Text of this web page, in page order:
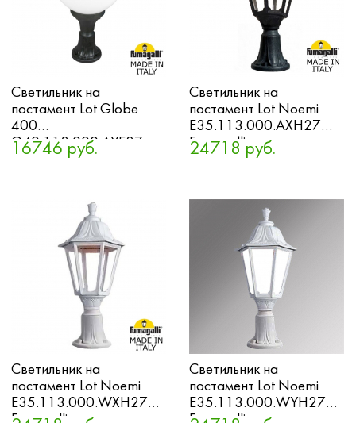
Светильник на
постамент Lot Globe
400
G40.113.000.AYE27
16746 руб.
Светильник на
постамент Lot Noemi
E35.113.000.AXH27
Fumagalli
24718 руб.
Светильник на
постамент Lot Noemi
E35.113.000.WXH27
Fumagalli
Светильник на
постамент Lot Noemi
E35.113.000.WYH27
Fumagalli